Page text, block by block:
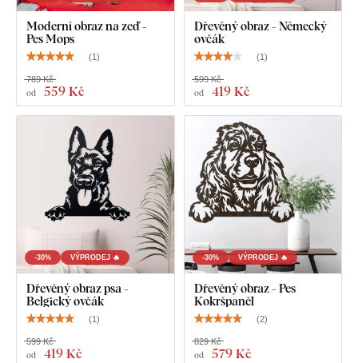
Moderní obraz na zeď -
Pes Mops
(1 )
od 559 Kč
789 Kč
Dřevěný obraz - Německý
ovčák
(1 )
od 419 Kč
599 Kč
-30% VÝPRODEJ 🔥
Dřevěný obraz psa -
Belgický ovčák
(1)
od 419 Kč
599 Kč
-30% VÝPRODEJ 🔥
Dřevěný obraz - Pes
Kokršpaněl
(2)
od 579 Kč
829 Kč